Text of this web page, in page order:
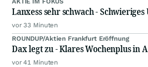
Lanxess sehr schwach -
vor 33 Minuten
ROUNDUP/Aktien Frankfurt Eröffnung
Dax legt zu - Klares Wochenplus in
vor 41 Minuten